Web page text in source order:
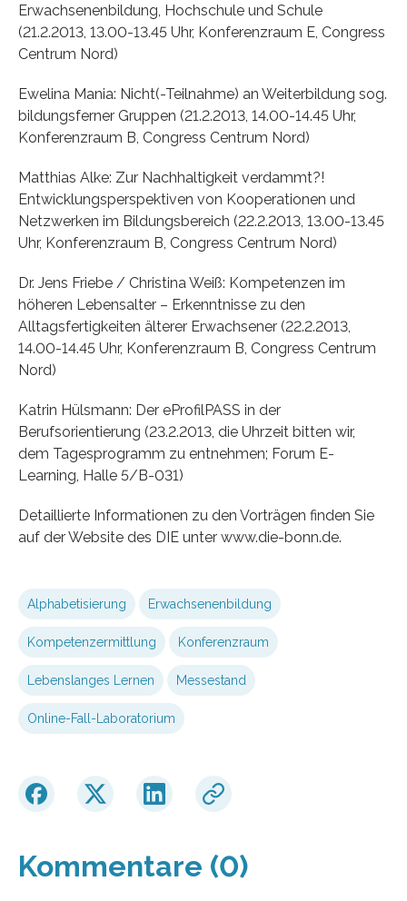
Erwachsenenbildung, Hochschule und Schule
(21.2.2013, 13.00-13.45 Uhr, Konferenzraum E, Congress
Centrum Nord)
Ewelina Mania: Nicht(-Teilnahme) an Weiterbildung sog.
bildungsferner Gruppen (21.2.2013, 14.00-14.45 Uhr,
Konferenzraum B, Congress Centrum Nord)
Matthias Alke: Zur Nachhaltigkeit verdammt?!
Entwicklungsperspektiven von Kooperationen und
Netzwerken im Bildungsbereich (22.2.2013, 13.00-13.45
Uhr, Konferenzraum B, Congress Centrum Nord)
Dr. Jens Friebe / Christina Weiß: Kompetenzen im
höheren Lebensalter – Erkenntnisse zu den
Alltagsfertigkeiten älterer Erwachsener (22.2.2013,
14.00-14.45 Uhr, Konferenzraum B, Congress Centrum
Nord)
Katrin Hülsmann: Der eProfilPASS in der
Berufsorientierung (23.2.2013, die Uhrzeit bitten wir,
dem Tagesprogramm zu entnehmen; Forum E-
Learning, Halle 5/B-031)
Detaillierte Informationen zu den Vorträgen finden Sie
auf der Website des DIE unter www.die-bonn.de.
Alphabetisierung Erwachsenenbildung
Kompetenzermittlung Konferenzraum
Lebenslanges Lernen Messestand
Online-Fall-Laboratorium
Kommentare (0)